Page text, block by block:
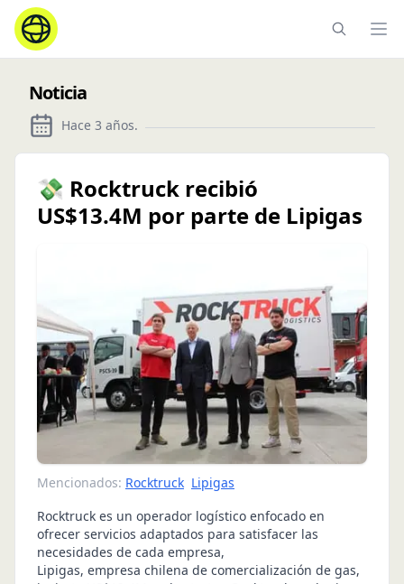
Noticia
Hace 3 años.
💸 Rocktruck recibió
US$13.4M por parte de Lipigas
Mencionados: Rocktruck Lipigas
Rocktruck es un operador logístico enfocado en
ofrecer servicios adaptados para satisfacer las
necesidades de cada empresa,
Lipigas, empresa chilena de comercialización de gas,